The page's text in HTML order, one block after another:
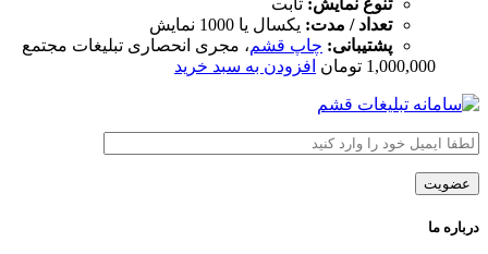
تنوع نمایش: ثابت
تعداد / مدت: یکسال یا 1000 نمایش
پشتیبانی: چاپ قشم، مجری انحصاری تبلیغات مجتمع
1,000,000 تومان افزودن به سبد خرید
درباره ما